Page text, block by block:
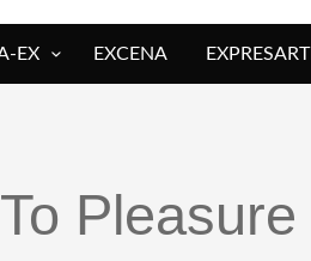
EX EXCENA
Pleasure